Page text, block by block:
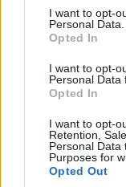
consent section.
I want to opt-
Personal Data.
Opted In
I want to opt-
Personal Data
Opted In
I want to opt-
Retention,
Personal Data
Purposes for
Opted Out
Ocont Antonelli és
jön Hamilton. És
elé, Hamilton meg
Ferrari taktikája!